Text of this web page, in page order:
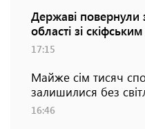
Державі повернули
області зі
17:15
Майже сім тисяч
залишилися без
16:46